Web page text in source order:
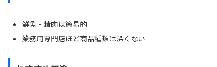
鮮魚・精肉は簡易的
業務用専門店ほど商品種類は深くない